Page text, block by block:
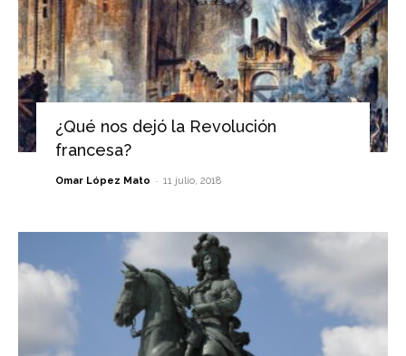
¿Qué nos dejó la Revolución
francesa?
Omar López Mato - 11 julio, 2018